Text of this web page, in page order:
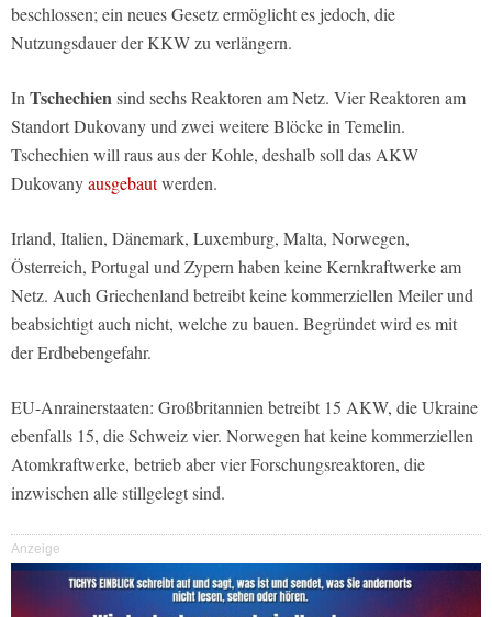
beschlossen; ein neues Gesetz ermöglicht es jedoch, die
Nutzungsdauer der KKW zu verlängern.
In Tschechiensind sechs Reaktoren am Netz. Vier Reaktoren am
Standort Dukovany und zwei weitere Blöcke in Temelin.
Tschechien will raus aus der Kohle, deshalb soll das AKW
Dukovanyausgebautwerden.
Irland, Italien, Dänemark, Luxemburg, Malta, Norwegen,
Österreich, Portugal und Zypern haben keine Kernkraftwerke am
Netz. Auch Griechenland betreibt keine kommerziellen Meiler und
beabsichtigt auch nicht, welche zu bauen. Begründet wird es mit
der Erdbebengefahr.
EU-Anrainerstaaten: Großbritannien betreibt 15 AKW, die Ukraine
ebenfalls 15, die Schweiz vier. Norwegen hat keine kommerziellen
Atomkraftwerke, betrieb aber vier Forschungsreaktoren, die
inzwischen alle stillgelegt sind.
Anzeige